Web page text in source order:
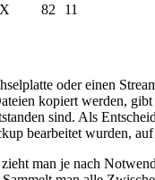
X 82 11
oder einen
kopiert werden,
sind. Als
bearbeitet wurden,
man je nach